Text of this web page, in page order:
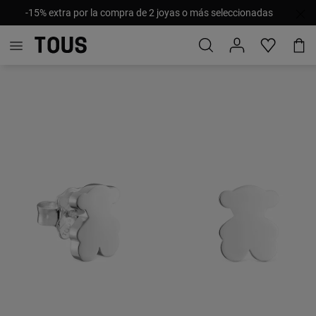
-15% extra por la compra de 2 joyas o más seleccionadas